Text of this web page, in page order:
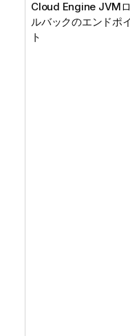
Cloud Engine JVM
ルバックのエンドポ
ト